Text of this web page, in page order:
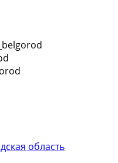
область